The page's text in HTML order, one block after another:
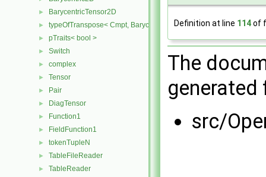
► BarycentricTensor2D
► typeOfTranspose< Cmpt, BarycentricTensor2D< Cmpt > >
► pTraits< bool >
► Switch
► complex
► Tensor
► Pair
► DiagTensor
► Function1
► FieldFunction1
► tokenTupleN
► TableFileReader
► TableReader
Definition at line 114of
The
src/